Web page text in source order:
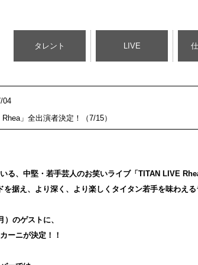
タレント LIVE
04
」全出演者決定！（7/15）
る、中堅・若手芸人のお笑いライブ「TITAN LIVE
を据え、より深く、より楽しくタイタン若手を味わえる
のゲストに、
ーニが決定！！